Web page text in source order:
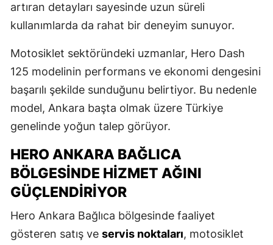
artıran detayları sayesinde uzun süreli
kullanımlarda da rahat bir deneyim sunuyor.
Motosiklet sektöründeki uzmanlar, Hero Dash
125 modelinin performans ve ekonomi dengesini
başarılı şekilde sunduğunu belirtiyor. Bu nedenle
model, Ankara başta olmak üzere Türkiye
genelinde yoğun talep görüyor.
HERO ANKARA BAĞLICA
BÖLGESINDE HIZMET AĞINI
GÜÇLENDIRIYOR
Hero Ankara Bağlıca bölgesinde faaliyet
gösteren satış ve servis noktaları, motosiklet